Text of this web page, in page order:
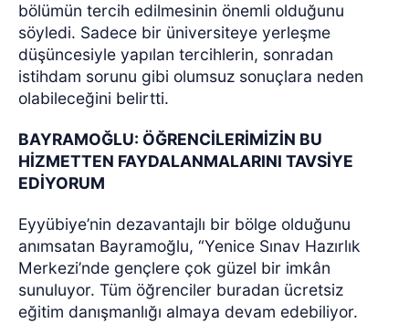
bölümün tercih edilmesinin önemli olduğunu
söyledi. Sadece bir üniversiteye yerleşme
düşüncesiyle yapılan tercihlerin, sonradan
istihdam sorunu gibi olumsuz sonuçlara neden
olabileceğini belirtti.
BAYRAMOĞLU: ÖĞRENCİLERİMİZİN BU
HİZMETTEN FAYDALANMALARINI TAVSİYE
EDİYORUM
Eyyübiye’nin dezavantajlı bir bölge olduğunu
anımsatan Bayramoğlu, “Yenice Sınav Hazırlık
Merkezi’nde gençlere çok güzel bir imkân
sunuluyor. Tüm öğrenciler buradan ücretsiz
eğitim danışmanlığı almaya devam edebiliyor.